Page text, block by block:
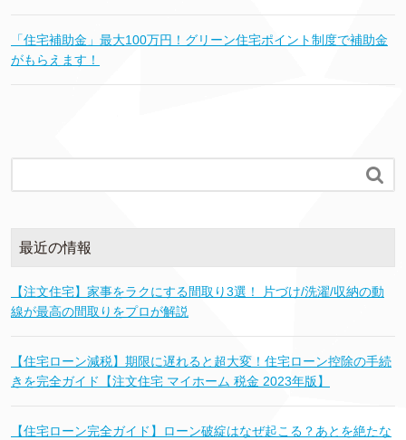
「住宅補助金」最大100万円！グリーン住宅ポイント制度で補助金
がもらえます！

最近の情報
【注文住宅】家事をラクにする間取り3選！ 片づけ/洗濯/収納の動
線が最高の間取りをプロが解説
【住宅ローン減税】期限に遅れると超大変！住宅ローン控除の手続
きを完全ガイド【注文住宅 マイホーム 税金 2023年版】
【住宅ローン完全ガイド】ローン破綻はなぜ起こる？あとを絶たな